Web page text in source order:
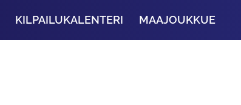
KILPAILUKALENTERI MAAJOUKKUE